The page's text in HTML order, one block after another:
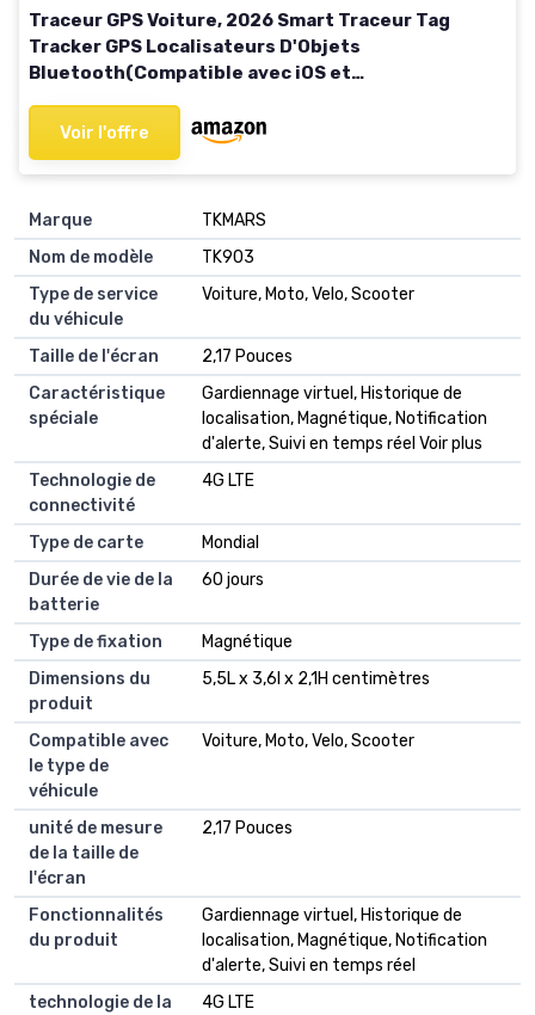
Traceur GPS Voiture, 2026 Smart Traceur Tag
Tracker GPS Localisateurs D'Objets
Bluetooth(Compatible avec iOS et
Abonnement pour Valises/Portefeuilles
Voir l'offre
Marque
TKMARS
Nom de modèle
TK903
Type de service
du véhicule
Voiture, Moto, Velo, Scooter
Taille de l'écran
2,17 Pouces
Caractéristique
spéciale
Gardiennage virtuel, Historique de
localisation, Magnétique, Notification
d'alerte, Suivi en temps réel Voir plus
Technologie de
connectivité
4G LTE
Type de carte
Mondial
Durée de vie de la
batterie
60 jours
Type de fixation
Magnétique
Dimensions du
produit
5,5L x 3,6l x 2,1H centimètres
Compatible avec
le type de
véhicule
Voiture, Moto, Velo, Scooter
unité de mesure
de la taille de
l'écran
2,17 Pouces
Fonctionnalités
du produit
Gardiennage virtuel, Historique de
localisation, Magnétique, Notification
d'alerte, Suivi en temps réel
technologie de la
4G LTE